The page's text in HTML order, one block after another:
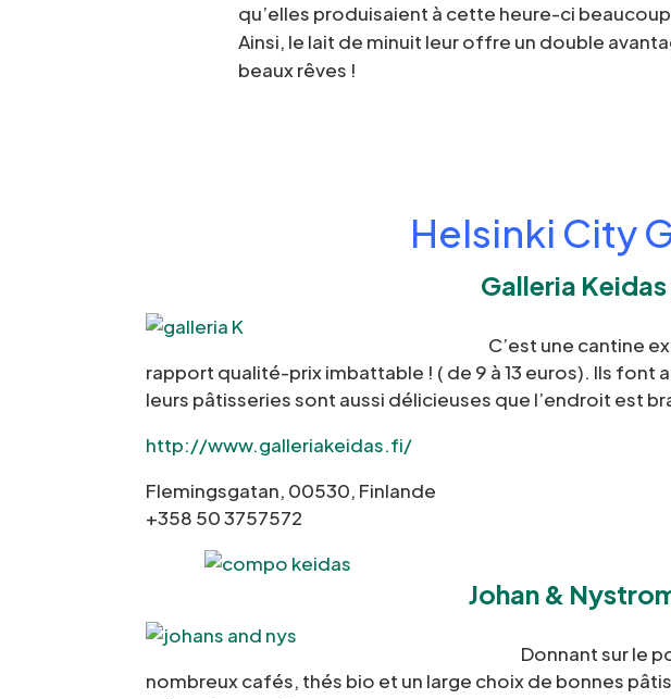
qu’elles produisaient à cette heure-ci
Ainsi, le lait de minuit leur offre un double
beaux rêves !
Helsinki City
Galleria Keidas
C’est une cantine
rapport qualité-prix imbattable ! ( de 9 à 13 euros). Ils font
leurs pâtisseries sont aussi délicieuses que l’endroit est
http://www.galleriakeidas.fi/
Flemingsgatan, 00530, Finlande
+358 50 3757572
Johan &
Donnant sur le
nombreux cafés, thés bio et un large choix de bonnes